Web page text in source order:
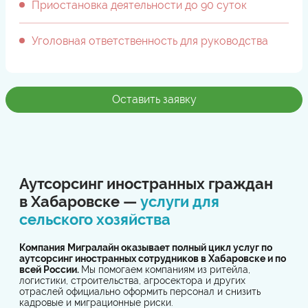
Приостановка деятельности до 90 суток
Уголовная ответственность для руководства
Оставить заявку
Аутсорсинг иностранных граждан
в Хабаровске —услуги для
сельского хозяйства
Компания Мигралайн оказывает полный цикл услуг по
аутсорсинг иностранных сотрудников в Хабаровске и по
всей России. Мы помогаем компаниям из ритейла,
логистики, строительства, агросектора и других
отраслей официально оформить персонал и снизить
кадровые и миграционные риски.